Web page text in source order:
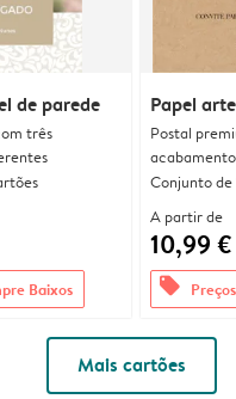
de parede
três
Baixos
Papel
Postal
Conjunto de
A partir de
10,99 €
offers
Mais cartões